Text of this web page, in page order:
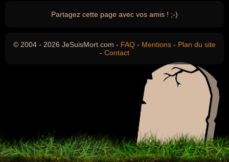
Partagez cette page avec vos amis ! ;-)
© 2004 - 2026 JeSuisMort.com - FAQ - Mentions - Plan du site
- Contact